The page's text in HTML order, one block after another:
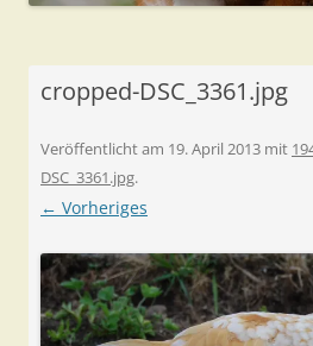
cropped-DSC_3361.jpg
Veröffentlicht am 19. April 2013 mit
DSC_3361.jpg.
← Vorheriges